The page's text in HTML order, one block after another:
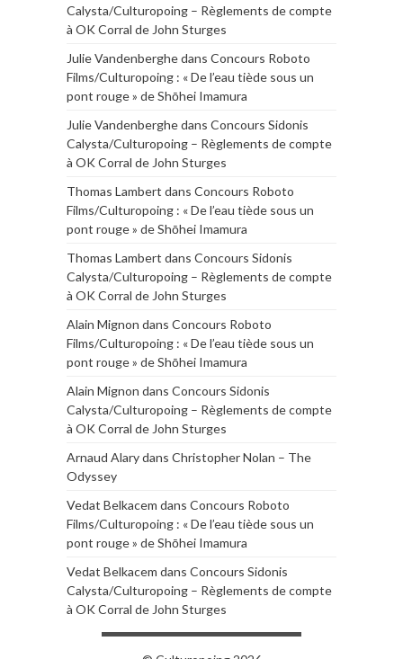
Calysta/Culturopoing – Règlements de compte
à OK Corral de John Sturges
Julie Vandenberghedans Concours Roboto
Films/Culturopoing : « De l’eau tiède sous un
pont rouge » de Shōhei Imamura
Julie Vandenberghedans Concours Sidonis
Calysta/Culturopoing – Règlements de compte
à OK Corral de John Sturges
Thomas Lambert dans Concours Roboto
Films/Culturopoing : « De l’eau tiède sous un
pont rouge » de Shōhei Imamura
Thomas Lambert dans Concours Sidonis
Calysta/Culturopoing – Règlements de compte
à OK Corral de John Sturges
Alain Mignon dans Concours Roboto
Films/Culturopoing : « De l’eau tiède sous un
pont rouge » de Shōhei Imamura
Alain Mignon dans Concours Sidonis
Calysta/Culturopoing – Règlements de compte
à OK Corral de John Sturges
Arnaud Alarydans Christopher Nolan – The
Odyssey
Vedat Belkacem dans Concours Roboto
Films/Culturopoing : « De l’eau tiède sous un
pont rouge » de Shōhei Imamura
Vedat Belkacem dans Concours Sidonis
Calysta/Culturopoing – Règlements de compte
à OK Corral de John Sturges